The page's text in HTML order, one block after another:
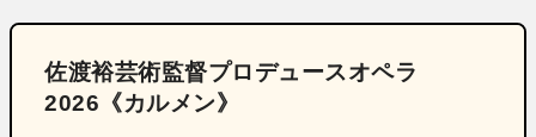
佐渡裕芸術監督プロデュースオペラ
2026《カルメン》